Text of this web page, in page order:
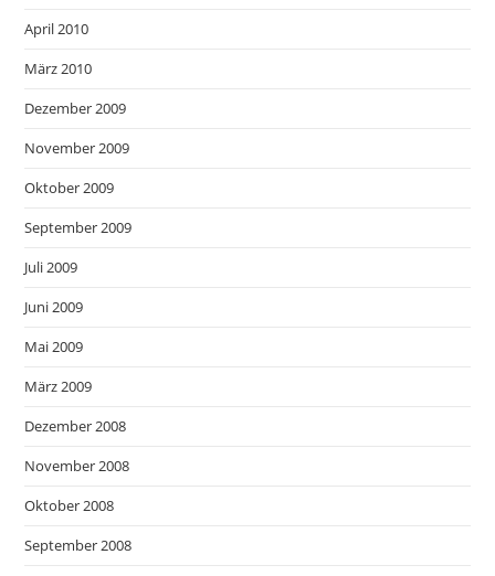
April 2010
März 2010
Dezember 2009
November 2009
Oktober 2009
September 2009
Juli 2009
Juni 2009
Mai 2009
März 2009
Dezember 2008
November 2008
Oktober 2008
September 2008